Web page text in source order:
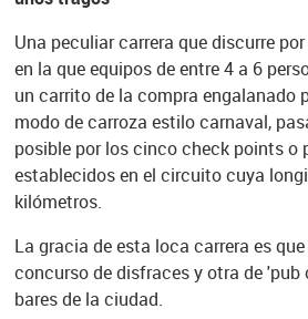
Una peculiar carrera que discurre
en la que equipos de entre 4 a 6
un carrito de la compra engalanado
modo de carroza estilo carnaval,
posible por los cinco check points o
establecidos en el circuito cuya
kilómetros.
La gracia de esta loca carrera es
concurso de disfraces y otra de 'pub
bares de la ciudad.